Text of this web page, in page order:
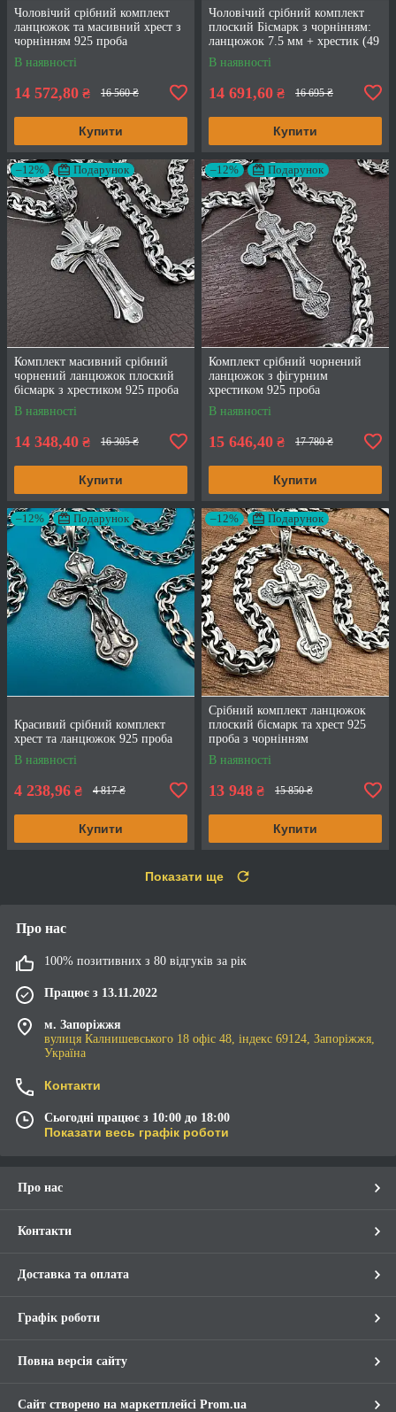
Чоловічий срібний комплект
ланцюжок та масивний хрест з
чорнінням 925 проба
В наявності
14 572,80 ₴ 16 560 ₴
Купити
Чоловічий срібний комплект
плоский Бісмарк з чорнінням:
ланцюжок 7.5 мм + хрестик (49
г, 925 проба)
В наявності
14 691,60 ₴ 16 695 ₴
Купити
–12% Подарунок
Комплект масивний срібний
чорнений ланцюжок плоский
бісмарк з хрестиком 925 проба
В наявності
14 348,40 ₴ 16 305 ₴
Купити
–12% Подарунок
Комплект срібний чорнений
ланцюжок з фігурним
хрестиком 925 проба
В наявності
15 646,40 ₴ 17 780 ₴
Купити
–12% Подарунок
Красивий срібний комплект
хрест та ланцюжок 925 проба
В наявності
4 238,96 ₴ 4 817 ₴
Купити
–12% Подарунок
Срібний комплект ланцюжок
плоский бісмарк та хрест 925
проба з чорнінням
В наявності
13 948 ₴ 15 850 ₴
Купити
Показати ще
Про нас
100% позитивних з 80 відгуків за рік
Працює з 13.11.2022
м. Запоріжжя
вулиця Калнишевського 18 офіс 48, індекс 69124, Запоріжжя,
Україна
Контакти
Сьогодні працює з 10:00 до 18:00
Показати весь графік роботи
Про нас
Контакти
Доставка та оплата
Графік роботи
Повна версія сайту
Сайт створено на маркетплейсі Prom.ua